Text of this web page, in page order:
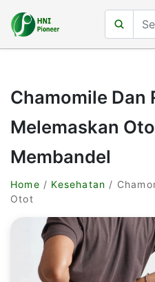
Chamomile Dan
Melemaskan
Membandel
Home / Kesehatan /
Otot